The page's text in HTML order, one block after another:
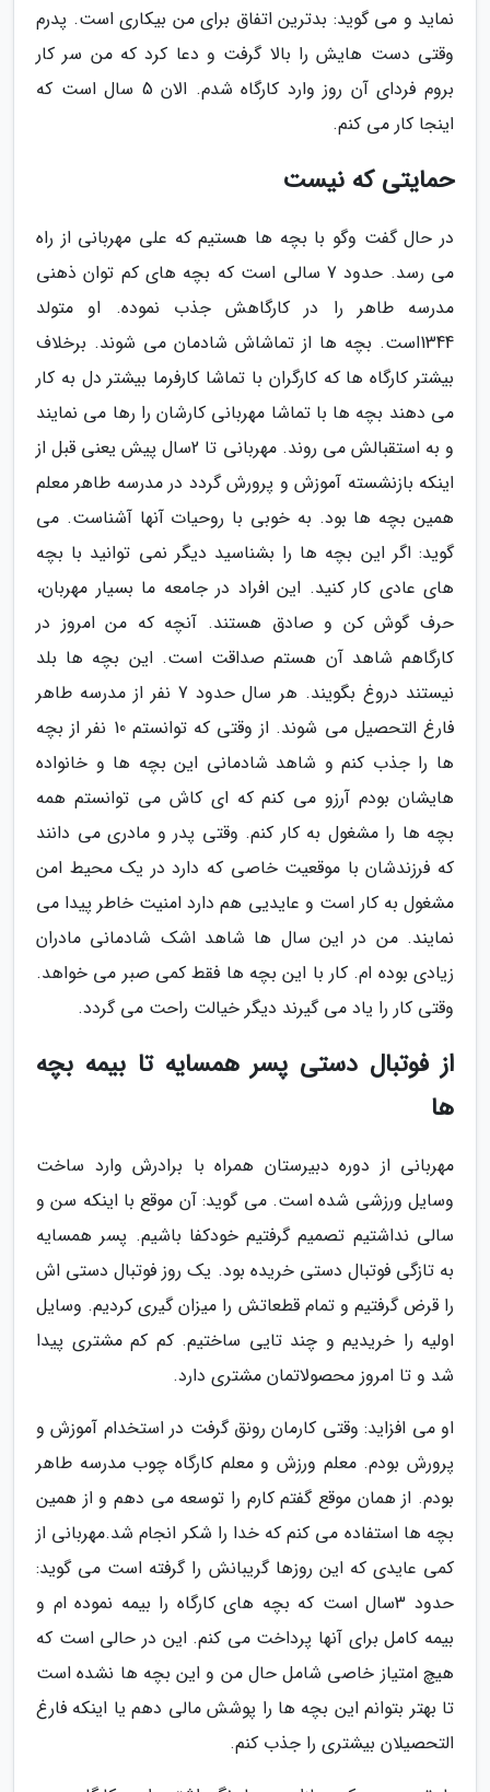
نماید و می گوید: بدترین اتفاق برای من بیکاری است. پدرم
وقتی دست هایش را بالا گرفت و دعا کرد که من سر کار
بروم فردای آن روز وارد کارگاه شدم. الان 5 سال است که
اینجا کار می کنم.
حمایتی که نیست
در حال گفت وگو با بچه ها هستیم که علی مهربانی از راه
می رسد. حدود 7 سالی است که بچه های کم توان ذهنی
مدرسه طاهر را در کارگاهش جذب نموده. او متولد
1344است. بچه ها از تماشاش شادمان می شوند. برخلاف
بیشتر کارگاه ها که کارگران با تماشا کارفرما بیشتر دل به کار
می دهند بچه ها با تماشا مهربانی کارشان را رها می نمایند
و به استقبالش می روند. مهربانی تا 2سال پیش یعنی قبل از
اینکه بازنشسته آموزش و پرورش گردد در مدرسه طاهر معلم
همین بچه ها بود. به خوبی با روحیات آنها آشناست. می
گوید: اگر این بچه ها را بشناسید دیگر نمی توانید با بچه
های عادی کار کنید. این افراد در جامعه ما بسیار مهربان،
حرف گوش کن و صادق هستند. آنچه که من امروز در
کارگاهم شاهد آن هستم صداقت است. این بچه ها بلد
نیستند دروغ بگویند. هر سال حدود 7 نفر از مدرسه طاهر
فارغ التحصیل می شوند. از وقتی که توانستم 10 نفر از بچه
ها را جذب کنم و شاهد شادمانی این بچه ها و خانواده
هایشان بودم آرزو می کنم که ای کاش می توانستم همه
بچه ها را مشغول به کار کنم. وقتی پدر و مادری می دانند
که فرزندشان با موقعیت خاصی که دارد در یک محیط امن
مشغول به کار است و عایدیی هم دارد امنیت خاطر پیدا می
نمایند. من در این سال ها شاهد اشک شادمانی مادران
زیادی بوده ام. کار با این بچه ها فقط کمی صبر می خواهد.
وقتی کار را یاد می گیرند دیگر خیالت راحت می گردد.
از فوتبال دستی پسر همسایه تا بیمه بچه
ها
مهربانی از دوره دبیرستان همراه با برادرش وارد ساخت
وسایل ورزشی شده است. می گوید: آن موقع با اینکه سن و
سالی نداشتیم تصمیم گرفتیم خودکفا باشیم. پسر همسایه
به تازگی فوتبال دستی خریده بود. یک روز فوتبال دستی اش
را قرض گرفتیم و تمام قطعاتش را میزان گیری کردیم. وسایل
اولیه را خریدیم و چند تایی ساختیم. کم کم مشتری پیدا
شد و تا امروز محصولاتمان مشتری دارد.
او می افزاید: وقتی کارمان رونق گرفت در استخدام آموزش و
پرورش بودم. معلم ورزش و معلم کارگاه چوب مدرسه طاهر
بودم. از همان موقع گفتم کارم را توسعه می دهم و از همین
بچه ها استفاده می کنم که خدا را شکر انجام شد.مهربانی از
کمی عایدی که این روزها گریبانش را گرفته است می گوید:
حدود 3سال است که بچه های کارگاه را بیمه نموده ام و
بیمه کامل برای آنها پرداخت می کنم. این در حالی است که
هیچ امتیاز خاصی شامل حال من و این بچه ها نشده است
تا بهتر بتوانم این بچه ها را پوشش مالی دهم یا اینکه فارغ
التحصیلان بیشتری را جذب کنم.